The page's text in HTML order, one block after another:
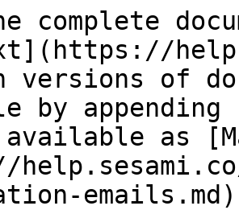
complete
versions of
by
as